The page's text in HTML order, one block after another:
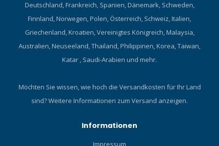
Deutschland, Frankreich, Spanien, Dänemark, Schweden,
Finnland, Norwegen, Polen, Österreich, Schweiz, Italien,
Griechenland, Kroatien, Vereinigtes Königreich, Malaysia,
Australien, Neuseeland, Thailand, Philippinen, Korea, Taiwan,
Katar , Saudi-Arabien und mehr.
Möchten Sie wissen, wie hoch die Versandkosten für Ihr Land
sind?Weitere Informationen zum Versand anzeigen.
Informationen